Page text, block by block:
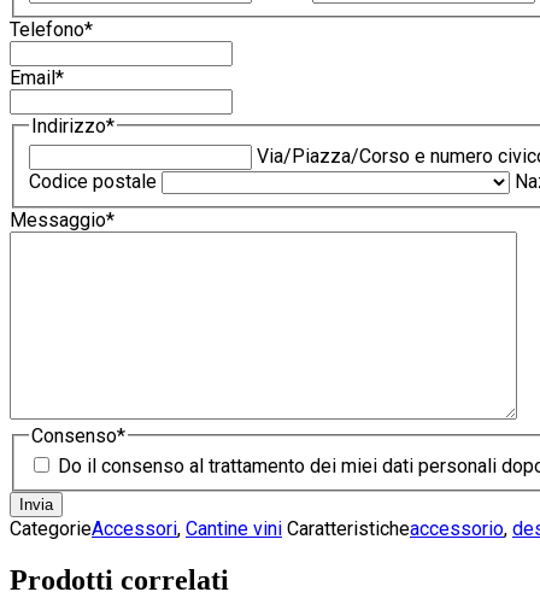
Telefono*
Email*
Indirizzo*
Via/Piazza/Corso e numero
Codice postale
Messaggio*
Consenso*
Do il consenso al trattamento dei miei dati personali
CategorieAccessori, Cantine vini Caratteristicheaccessorio,
Prodotti correlati